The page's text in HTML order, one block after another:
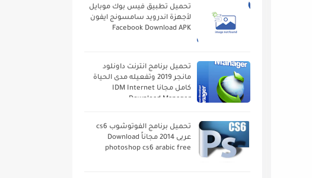
تحميل تطبيق فيس بوك موبايل
لأجهزة اندرويد سامسونج ايفون
Facebook Download APK
تحميل برنامج انترنت داونلود
مانجر 2019 وتفعيله مدى الحياة
كامل مجانا IDM Internet
Download Manager
تحميل برنامج الفوتوشوب cs6
عربى 2014 مجاناً Download
photoshop cs6 arabic free